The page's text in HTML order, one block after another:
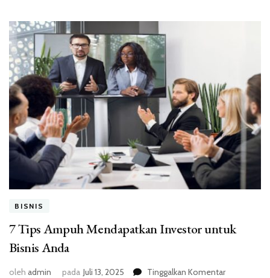
BISNIS
7 Tips Ampuh Mendapatkan Investor untuk
Bisnis Anda
oleh admin pada Juli 13, 2025 Tinggalkan Komentarpada